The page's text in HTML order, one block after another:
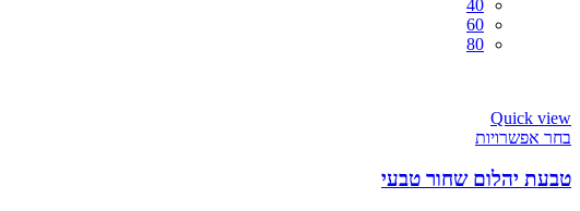
40
60
80
Quick view
בחר אפשרויות
טבעת יהלום שחור טבעי